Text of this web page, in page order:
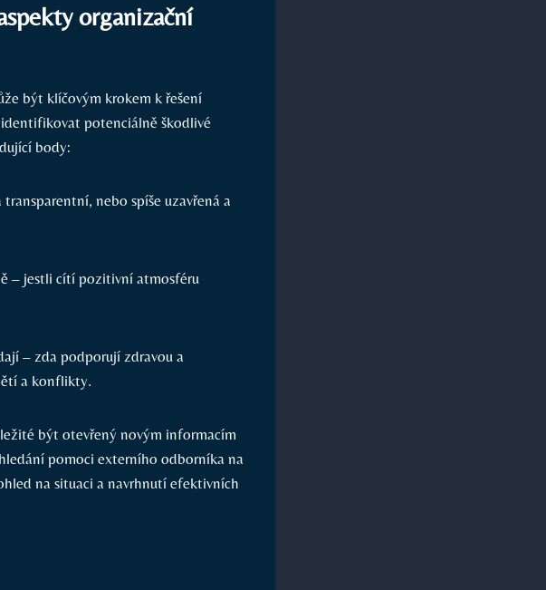
organizační
být klíčovým krokem k řešení
potenciálně škodlivé
body:
nebo spíše uzavřená a
– jestli cítí pozitivní atmosféru
– zda podporují zdravou a
a konflikty.
být otevřený novým informacím
pomoci externího odborníka na
na situaci a navrhnutí efektivních